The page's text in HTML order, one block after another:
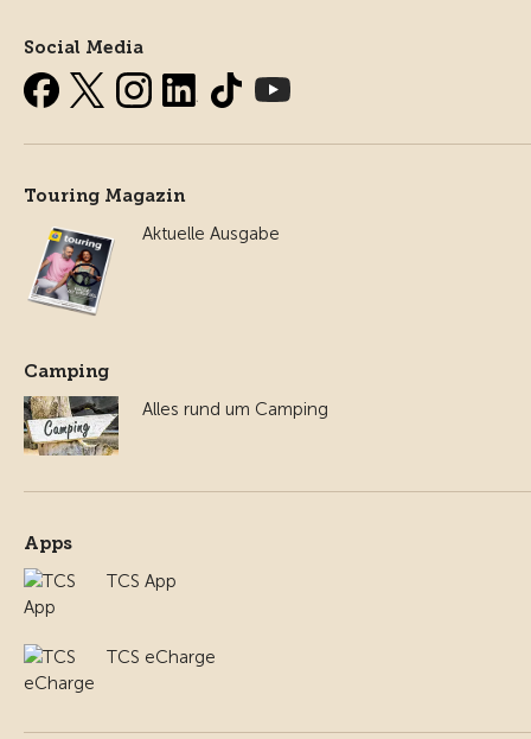
Social Media
Touring Magazin
Aktuelle Ausgabe
Camping
Alles rund um Camping
Apps
TCS App
TCS eCharge